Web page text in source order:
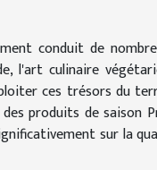
conduit de
l'art culinaire
ces trésors du
produits de saison
sur la